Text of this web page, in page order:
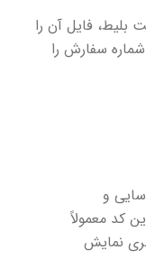
بلیط، فایل آن را
سفارش را
و
کد معمولاً
نمایش